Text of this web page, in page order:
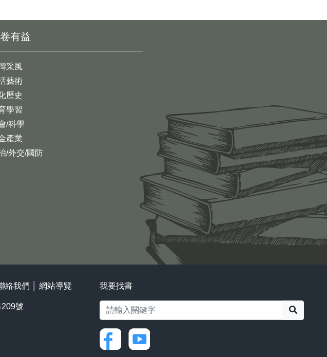
有益
采風
藝術
歷史
學習
/科學
產業
/外交/國防
絡我們 網站導覽
號
我要找書